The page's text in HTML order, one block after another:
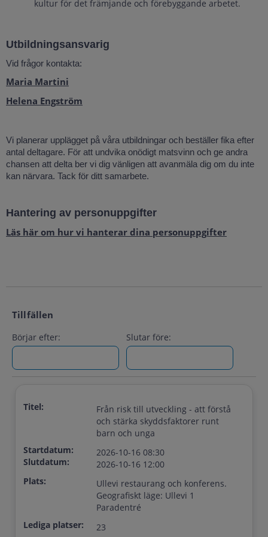
kultur för det främjande och förebyggande arbetet.
Utbildningsansvarig
Vid frågor kontakta:
Maria Martini
Helena Engström
Vi planerar upplägget på våra utbildningar och beställer fika efter
antal deltagare. För att undvika onödigt matsvinn och ge andra
chansen att delta ber vi dig vänligen att avanmäla dig om du inte
kan närvara. Tack för ditt samarbete.
Hantering av personuppgifter
Läs här om hur vi hanterar dina personuppgifter
Tillfällen
Börjar efter: Slutar före:
Titel:
Från risk till utveckling - att förstå
och stärka skyddsfaktorer runt
barn och unga
Startdatum:
Slutdatum:
2026-10-16 08:30
2026-10-16 12:00
Plats:
Ullevi restaurang och konferens.
Geografiskt läge: Ullevi 1
Paradentré
Lediga platser:
23